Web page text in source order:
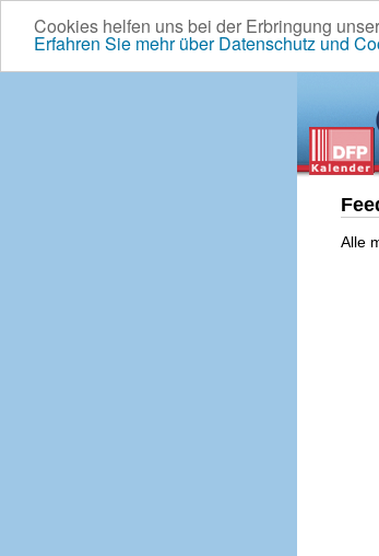
Cookies helfen uns bei der Erbringung
Erfahren Sie mehr über Datenschutz und
Alle